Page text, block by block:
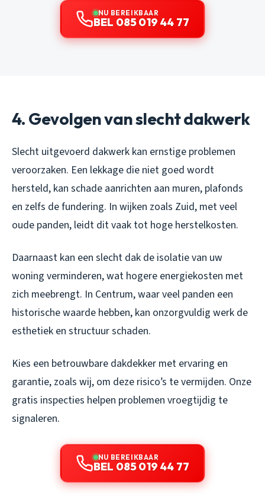
NU BEREIKBAAR
BEL 085 019 44 77
4. Gevolgen van slecht dakwerk
Slecht uitgevoerd dakwerk kan ernstige problemen
veroorzaken. Een lekkage die niet goed wordt
hersteld, kan schade aanrichten aan muren, plafonds
en zelfs de fundering. In wijken zoals Zuid, met veel
oude panden, leidt dit vaak tot hoge herstelkosten.
Daarnaast kan een slecht dak de isolatie van uw
woning verminderen, wat hogere energiekosten met
zich meebrengt. In Centrum, waar veel panden een
historische waarde hebben, kan onzorgvuldig werk de
esthetiek en structuur schaden.
Kies een betrouwbare dakdekker met ervaring en
garantie, zoals wij, om deze risico’s te vermijden. Onze
gratis inspecties helpen problemen vroegtijdig te
signaleren.
NU BEREIKBAAR
BEL 085 019 44 77